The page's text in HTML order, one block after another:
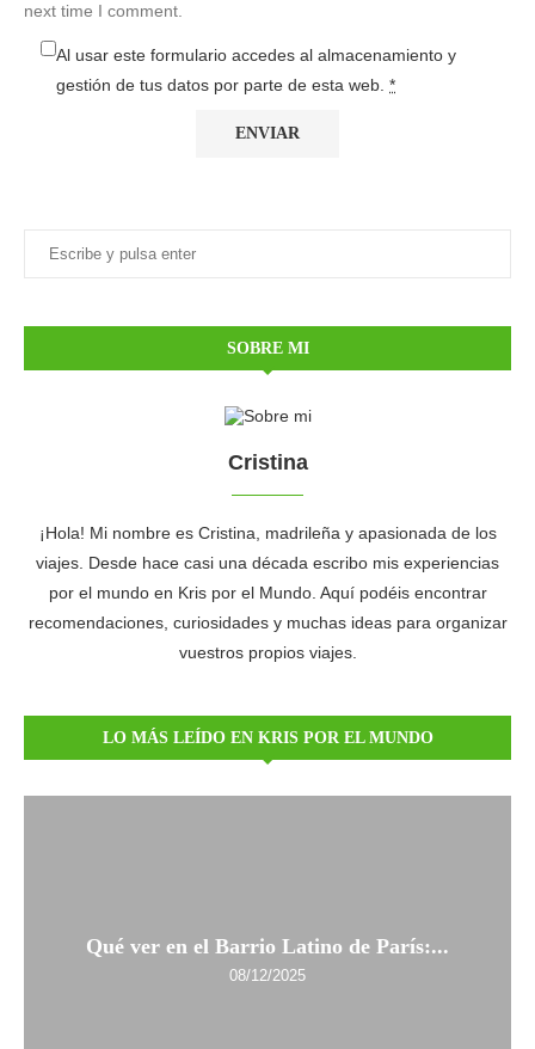
next time I comment.
Al usar este formulario accedes al almacenamiento y
gestión de tus datos por parte de esta web. *
SOBRE MI
Cristina
¡Hola! Mi nombre es Cristina, madrileña y apasionada de los
viajes. Desde hace casi una década escribo mis experiencias
por el mundo en Kris por el Mundo. Aquí podéis encontrar
recomendaciones, curiosidades y muchas ideas para organizar
vuestros propios viajes.
LO MÁS LEÍDO EN KRIS POR EL MUNDO
Qué ver en el Barrio Latino de París:...
08/12/2025